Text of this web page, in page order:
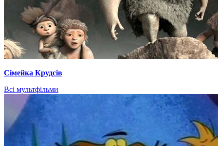
Сімейка Крудсів
Всі мультфільми